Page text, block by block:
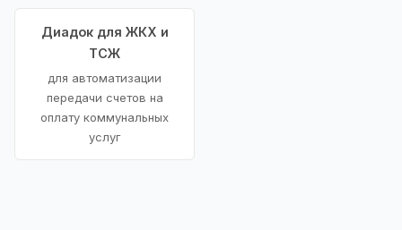
Диадок для ЖКХ и
ТСЖ
для автоматизации
передачи счетов на
оплату коммунальных
услуг